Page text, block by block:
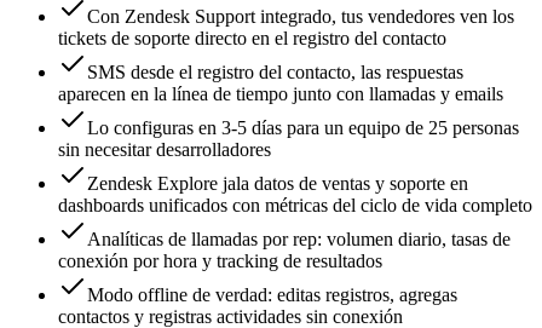
Con Zendesk Support integrado, tus vendedores ven los
tickets de soporte directo en el registro del contacto
SMS desde el registro del contacto, las respuestas
aparecen en la línea de tiempo junto con llamadas y emails
Lo configuras en 3-5 días para un equipo de 25 personas
sin necesitar desarrolladores
Zendesk Explore jala datos de ventas y soporte en
dashboards unificados con métricas del ciclo de vida completo
Analíticas de llamadas por rep: volumen diario, tasas de
conexión por hora y tracking de resultados
Modo offline de verdad: editas registros, agregas
contactos y registras actividades sin conexión